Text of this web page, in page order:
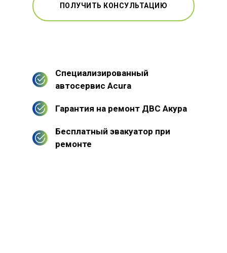
ПОЛУЧИТЬ КОНСУЛЬТАЦИЮ
Специализированный
автосервис Acura
Гарантия на ремонт ДВС Акура
Бесплатный эвакуатор при
ремонте